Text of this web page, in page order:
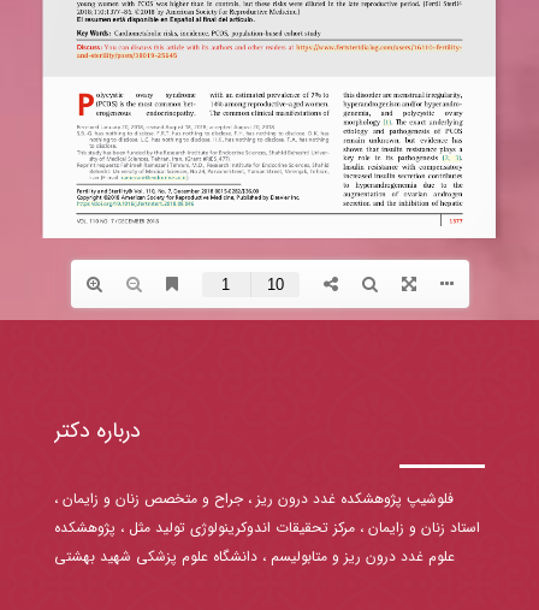
درباره دکتر
فلوشیپ پژوهشکده غدد درون ریز ، جراح و متخصص زنان و زایمان ،
استاد زنان و زایمان ، مرکز تحقیقات اندوکرینولوژی تولید مثل ، پژوهشکده
علوم غدد درون ریز و متابولیسم ، دانشگاه علوم پزشکی شهید بهشتی